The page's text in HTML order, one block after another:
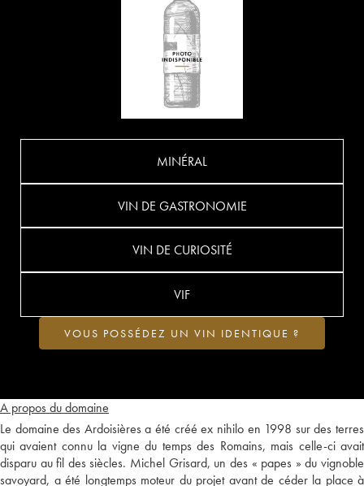
A propos du domaine
Le domaine des Ardoisières a été créé ex nihilo en 1998 sur des terres
qui avaient connu la vigne du temps des Romains, mais celle-ci avait
disparu au fil des siècles. Michel Grisard, un des « papes » du vignoble
savoyard, a été longtemps moteur du projet avant de céder la place à
MINÉRAL
VIN DE GASTRONOMIE
VIN DE CURIOSITÉ
VIF
VOUS POSSÉDEZ UN VIN IDENTIQUE ?